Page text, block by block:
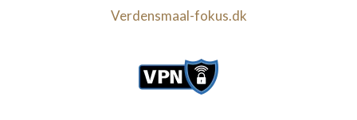
Verdensmaal-fokus.dk